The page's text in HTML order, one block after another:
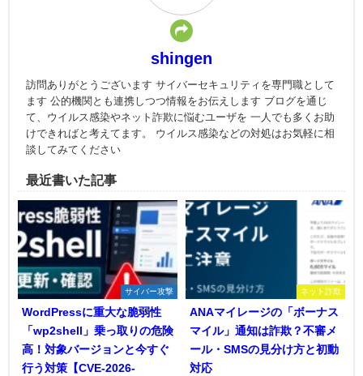
shingen
訪問ありがとうございます サイバーセキュリティを専門職として
ます 公的機関とも連携しつつ情報をお伝えします ブログを通じ
て、ウイルス感染やネット詐欺に悩むユーザを 一人でも多くお助
けできればと考えてます。 ウイルス感染などの対処はお気軽に相
談してみてください
最近書いた記事
サイバー攻撃
WordPressに重大な脆弱性
「wp2shell」乗っ取りの危険
高！対象バージョンと今すぐ
行う対策【CVE-2026-
ネット詐欺
ANAマイレージの「ボーナス
マイル」通知は詐欺？不審メ
ール・SMSの見分け方と初動
対応